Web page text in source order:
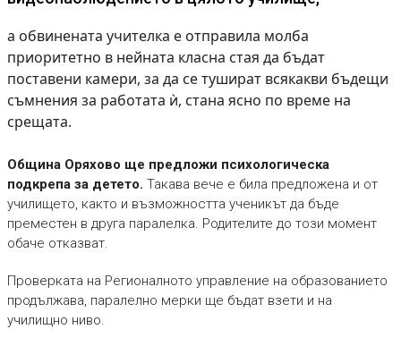
а обвинената учителка е отправила молба
приоритетно в нейната класна стая да бъдат
поставени камери, за да се тушират всякакви бъдещи
съмнения за работата ѝ, стана ясно по време на
срещата.
Община Оряхово ще предложи психологическа
подкрепа за детето. Такава вече е била предложена и от
училището, както и възможността ученикът да бъде
преместен в друга паралелка. Родителите до този момент
обаче отказват.
Проверката на Регионалното управление на образованието
продължава, паралелно мерки ще бъдат взети и на
училищно ниво.